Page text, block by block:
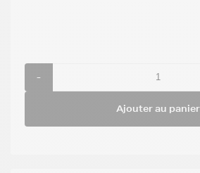
-
Ajouter au panier